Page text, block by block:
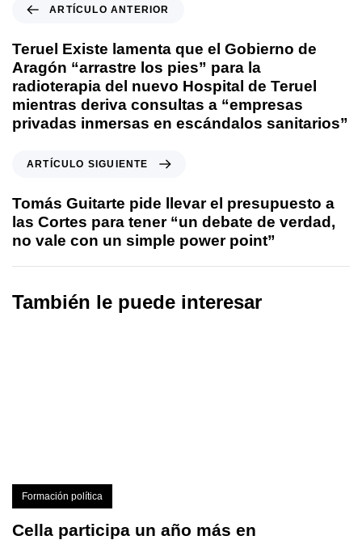
ARTÍCULO ANTERIOR
Teruel Existe lamenta que el Gobierno de
Aragón “arrastre los pies” para la
radioterapia del nuevo Hospital de Teruel
mientras deriva consultas a “empresas
privadas inmersas en escándalos sanitarios”
ARTÍCULO SIGUIENTE
Tomás Guitarte pide llevar el presupuesto a
las Cortes para tener “un debate de verdad,
no vale con un simple power point”
También le puede interesar
Formación política
Cella participa un año más en